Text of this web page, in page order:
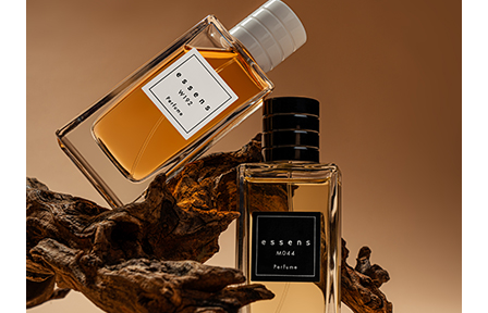
типичным водным нотам, таким как свежие фрукты
(например, арбуз), водные растения и даже морская
соль, ароматы этой категории считаются самыми
лёгкими и по-настоящему освежающими.
Зелёные
Летние солнечные лучи нежно ласкают
свежескошенную траву, согретые поцелуями солнца
фиговые листья, летний сад, наполненный ароматами
трав, ландышей и опавшей листвы. Все эти
ароматические эссенции сливаются в свежие зелёные
ноты.